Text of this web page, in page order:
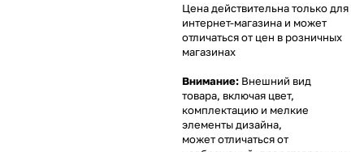
Цена действительна только для
интернет-магазина и может
отличаться от цен в розничных
магазинах
Внимание: Внешний вид
товара, включая цвет,
комплектацию и мелкие
элементы дизайна,
может отличаться от